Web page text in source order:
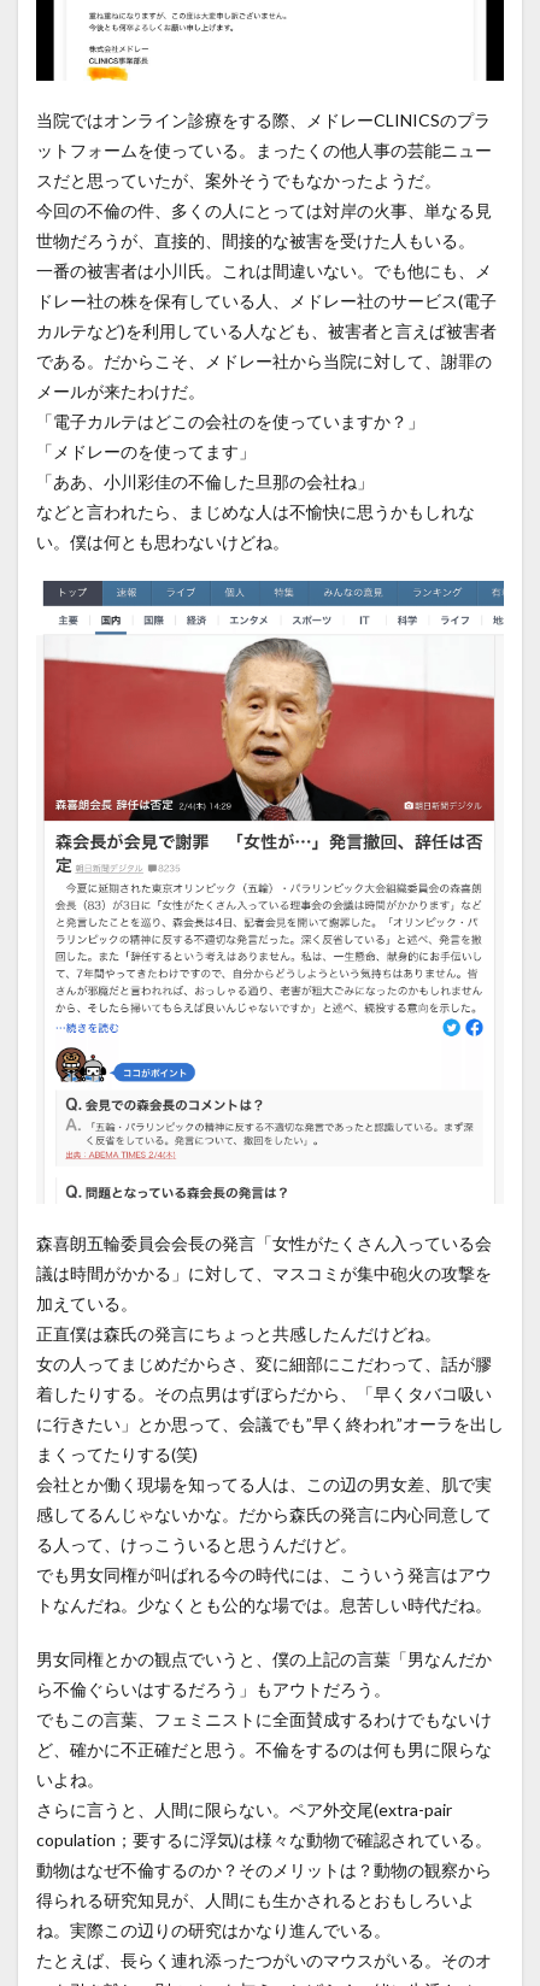
当院ではオンライン診療をする際、メドレーCLINICSのプラ
ットフォームを使っている。まったくの他人事の芸能ニュー
スだと思っていたが、案外そうでもなかったようだ。
今回の不倫の件、多くの人にとっては対岸の火事、単なる見
世物だろうが、直接的、間接的な被害を受けた人もいる。
一番の被害者は小川氏。これは間違いない。でも他にも、メ
ドレー社の株を保有している人、メドレー社のサービス(電子
カルテなど)を利用している人なども、被害者と言えば被害者
である。だからこそ、メドレー社から当院に対して、謝罪の
メールが来たわけだ。
「電子カルテはどこの会社のを使っていますか？」
「メドレーのを使ってます」
「ああ、小川彩佳の不倫した旦那の会社ね」
などと言われたら、まじめな人は不愉快に思うかもしれな
い。僕は何とも思わないけどね。
森喜朗五輪委員会会長の発言「女性がたくさん入っている会
議は時間がかかる」に対して、マスコミが集中砲火の攻撃を
加えている。
正直僕は森氏の発言にちょっと共感したんだけどね。
女の人ってまじめだからさ、変に細部にこだわって、話が膠
着したりする。その点男はずぼらだから、「早くタバコ吸い
に行きたい」とか思って、会議でも”早く終われ”オーラを出し
まくってたりする(笑)
会社とか働く現場を知ってる人は、この辺の男女差、肌で実
感してるんじゃないかな。だから森氏の発言に内心同意して
る人って、けっこういると思うんだけど。
でも男女同権が叫ばれる今の時代には、こういう発言はアウ
トなんだね。少なくとも公的な場では。息苦しい時代だね。
男女同権とかの観点でいうと、僕の上記の言葉「男なんだか
ら不倫ぐらいはするだろう」もアウトだろう。
でもこの言葉、フェミニストに全面賛成するわけでもないけ
ど、確かに不正確だと思う。不倫をするのは何も男に限らな
いよね。
さらに言うと、人間に限らない。ペア外交尾(extra-pair
copulation；要するに浮気)は様々な動物で確認されている。
動物はなぜ不倫するのか？そのメリットは？動物の観察から
得られる研究知見が、人間にも生かされるとおもしろいよ
ね。実際この辺りの研究はかなり進んでいる。
たとえば、長らく連れ添ったつがいのマウスがいる。そのオ